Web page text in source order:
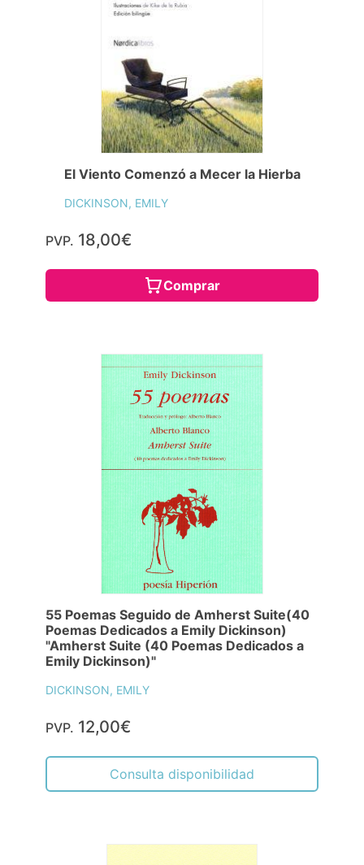
El Viento Comenzó a Mecer la Hierba
DICKINSON, EMILY
PVP. 18,00€
Comprar
55 Poemas Seguido de Amherst Suite(40
Poemas Dedicados a Emily Dickinson)
"Amherst Suite (40 Poemas Dedicados a
Emily Dickinson)"
DICKINSON, EMILY
PVP. 12,00€
Consulta disponibilidad